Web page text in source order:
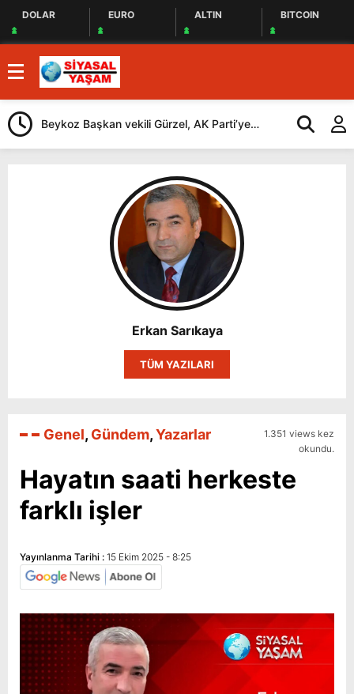
DOLAR EURO ALTIN BITCOIN
Beykoz Başkan vekili Gürzel, AK Parti’ye
katılan Çerkez’i ziyaret etti
Cağ Kebap
Geliyorlar
Erkan Sarıkaya
TÜM YAZILARI
Genel, Gündem,Yazarlar
1.351 views kez
okundu.
Hayatın saati herkeste
farklı işler
Yayınlanma Tarihi : 15 Ekim 2025 - 8:25